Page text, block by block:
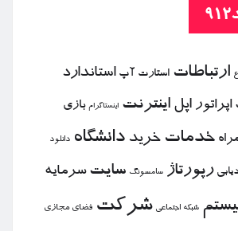
ارتباطات استارت آپ استاندارد
اپراتور اپل اینترنت اینستاگرام بازی
خدمات خرید دانشگاه دانلود
رپورتاژ سامسونگ سایت سرمایه
شبكه اجتماعی شركت فضای مجازی